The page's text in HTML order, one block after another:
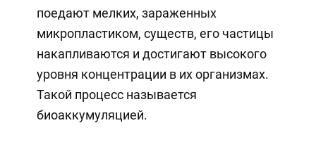
поедают мелких, зараженных
микропластиком, существ, его частицы
накапливаются и достигают высокого
уровня концентрации в их организмах.
Такой процесс называется
биоаккумуляцией.